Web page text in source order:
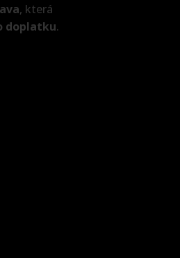
, která
doplatku.